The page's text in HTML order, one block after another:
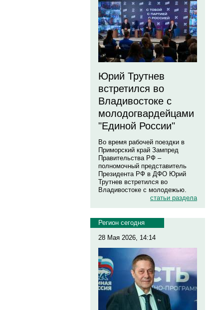
Юрий Трутнев
встретился во
Владивостоке с
молодогвардейцами
"Единой России"
Во время рабочей поездки в
Приморский край Зампред
Правительства РФ –
полномочный представитель
Президента РФ в ДФО Юрий
Трутнев встретился во
Владивостоке с молодежью.
статьи раздела
Регион сегодня
28 Мая 2026, 14:14